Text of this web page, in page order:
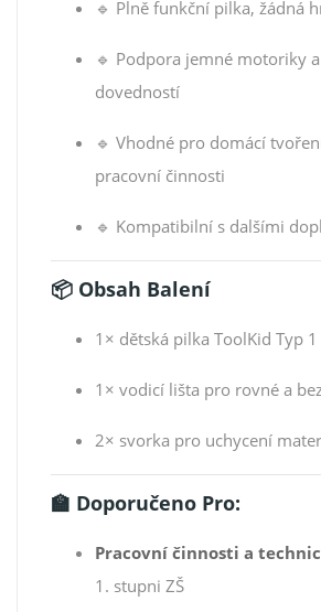
🔹 Plně funkční pilka, žádná
🔹 Podpora jemné motoriky
dovedností
🔹 Vhodné pro domácí
pracovní činnosti
🔹 Kompatibilní s dalšími
📦 Obsah Balení
1× dětská pilka ToolKid Typ 1
1× vodicí lišta pro rovné a
2× svorka pro uchycení
🏫 Doporučeno Pro:
Pracovní činnosti a
1. stupni ZŠ